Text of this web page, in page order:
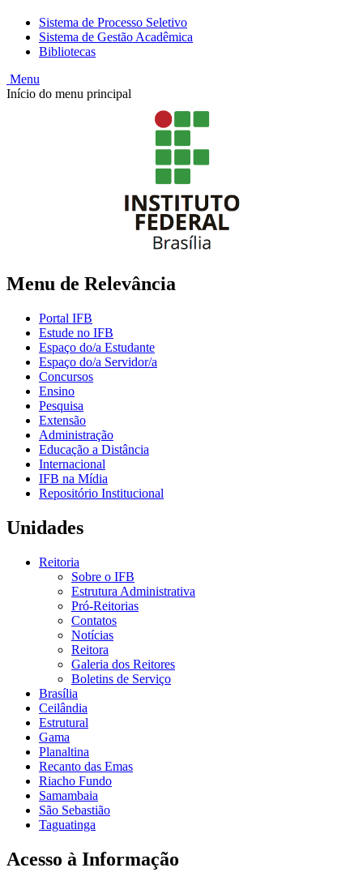
Sistema de Processo Seletivo
Sistema de Gestão Acadêmica
Bibliotecas
Menu
Início do menu principal
Menu de Relevância
Portal IFB
Estude no IFB
Espaço do/a Estudante
Espaço do/a Servidor/a
Concursos
Ensino
Pesquisa
Extensão
Administração
Educação a Distância
Internacional
IFB na Mídia
Repositório Institucional
Unidades
Reitoria
Sobre o IFB
Estrutura Administrativa
Pró-Reitorias
Contatos
Notícias
Reitora
Galeria dos Reitores
Boletins de Serviço
Brasília
Ceilândia
Estrutural
Gama
Planaltina
Recanto das Emas
Riacho Fundo
Samambaia
São Sebastião
Taguatinga
Acesso à Informação